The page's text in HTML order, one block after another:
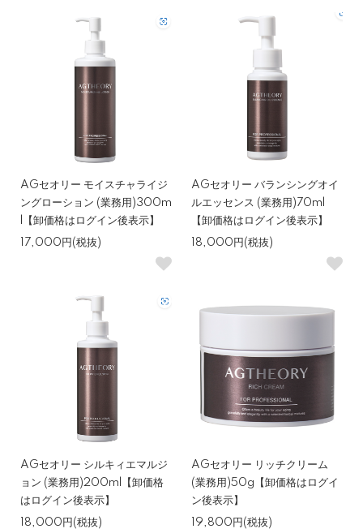
AGセオリー モイスチャライジ
ングローション (業務用)300m
l【卸価格はログイン後表示】
17,000円(税抜)
AGセオリー バランシングオイ
ルエッセンス (業務用)70ml
【卸価格はログイン後表示】
18,000円(税抜)
AGセオリー シルキィエマルジ
ョン (業務用)200ml【卸価格
はログイン後表示】
18,000円(税抜)
AGセオリー リッチクリーム
(業務用)50g【卸価格はログイ
ン後表示】
19,800円(税抜)